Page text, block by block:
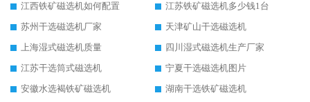
江西铁矿磁选机如何配置
江苏铁矿磁选机多少钱1台
苏州干选磁选机厂家
天津矿山干选磁选机
上海湿式磁选机质量
四川湿式磁选机生产厂家
江苏干选筒式磁选机
宁夏干选磁选机图片
安徽水选褐铁矿磁选机
湖南干选铁矿磁选机